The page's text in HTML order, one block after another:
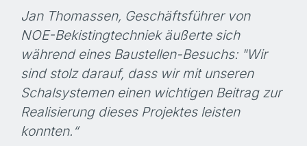
Jan Thomassen, Geschäftsführer von
NOE-Bekisting­techniek äußerte sich
während eines Baustellen-Besuchs: "Wir
sind stolz darauf, dass wir mit unseren
Schalsystemen einen wichtigen Beitrag zur
Realisierung dieses Projektes leisten
konnten.“